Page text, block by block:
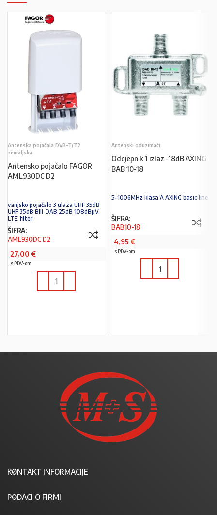
Antenska pojačala DVB-T/T2
zemaljska
Antensko pojačalo FAGOR
AML930DC D2
vanjsko pojačalo 3 ulaza UHF 35dB
UHF 35dB BIII-DAB 25dB 108dBµV,
LTE filter
ŠIFRA:
AML930DC D2
27,00 €
s PDV-om
Antenski oduzimaći
Odcjepnik 1 izlaz -18dB AXING
BAB 10-18
5-1006MHz klasa A AXING basic line
ŠIFRA:
BAB10-18
4,95 €
s PDV-om
KONTAKT INFORMACIJE
PODACI O FIRMI